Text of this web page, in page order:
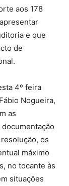
aos 178
e que
de
4º feira
Nogueira,
as
os
máximo
no tocante às
situações